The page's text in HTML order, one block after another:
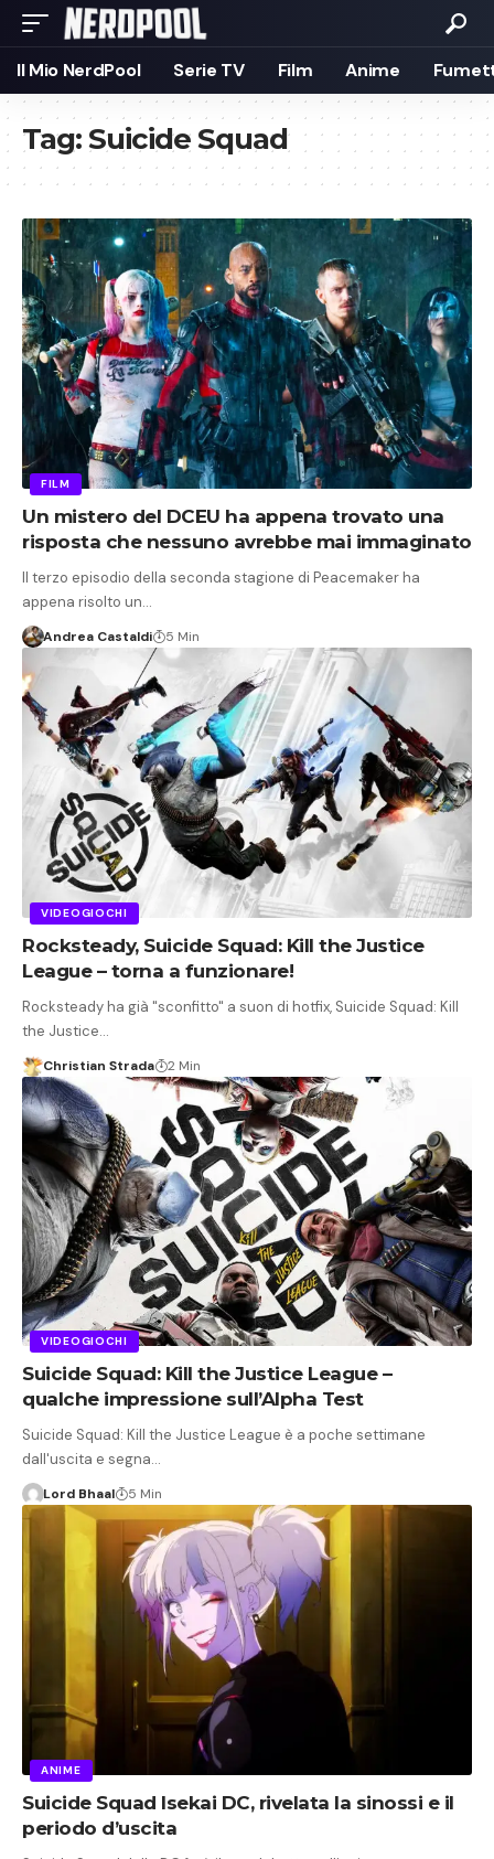
Il Mio NerdPool Serie TV Film Anime
Tag:Suicide Squad
FILM
Un mistero del DCEU ha appena trovato una
risposta che nessuno avrebbe mai immaginato
Il terzo episodio della seconda stagione di Peacemaker ha
appena risolto un…
Andrea Castaldi 5 Min
VIDEOGIOCHI
Rocksteady, Suicide Squad: Kill the Justice
League – torna a funzionare!
Rocksteady ha già "sconfitto" a suon di hotfix, Suicide Squad: Kill
the Justice…
Christian Strada 2 Min
VIDEOGIOCHI
Suicide Squad: Kill the Justice League –
qualche impressione sull’Alpha Test
Suicide Squad: Kill the Justice League è a poche settimane
dall'uscita e segna…
Lord Bhaal 5 Min
ANIME
Suicide Squad Isekai DC, rivelata la sinossi e il
periodo d’uscita